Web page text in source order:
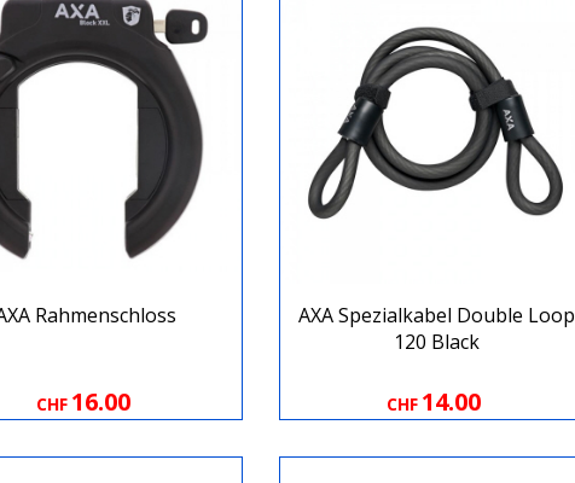
Rahmenschloss
CHF 16.00
AXA Spezialkabel Double Loop
120 Black
CHF 14.00